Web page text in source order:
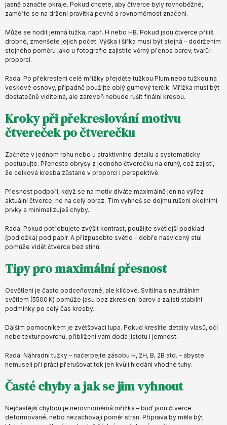
jasně označte okraje. Pokud chcete, aby čtverce byly rovnoběžné,
zaměřte se na držení pravítka pevně a rovnoměrnost značení.
Může se hodit jemná tužka, např. H nebo HB. Pokud jsou čtverce příliš
drobné, zmenšete jejich počet. Výška i šířka musí být stejná – dodržením
stejného poměru jako u fotografie zajistíte věrný přenos barev, tvarů i
proporcí.
Rada: Po překreslení celé mřížky přejděte tužkou Plum nebo tužkou na
voskové osnovy, případně použijte oblý gumový terčík. Mřížka musí být
dostatečně viditelná, ale zároveň nebude rušit finální kresbu.
Kroky při překreslování motivu
čtvereček po čtverečku
Začněte v jednom rohu nebo u atraktivního detailu a systematicky
postupujte. Přeneste obrysy z jednoho čtverečku na druhý, což zajistí,
že celková kresba zůstane v proporci i perspektivě.
Přesnost podpoří, když se na motiv díváte maximálně jen na výřez
aktuální čtverce, ne na celý obraz. Tím vyhneš se dojmu rušení okolními
prvky a minimalizuješ chyby.
Rada: Pokud potřebujete zvýšit kontrast, použijte světlejší podklad
(podložka) pod papír. A přizpůsobte světlo – dobře nasvícený stůl
pomůže vidět čtverce bez stínů.
Tipy pro maximální přesnost
Osvětlení je často podceňované, ale klíčové. Svítilna s neutrálním
světlem (5500 K) pomůže jasu bez zkreslení barev a zajistí stabilní
podmínky po celý čas kresby.
Dalším pomocníkem je zvětšovací lupa. Pokud kreslíte detaily vlasů, očí
nebo textur povrchů, přiblížení vám dodá jistotu i jemnost.
Rada: Náhradní tužky – načerpejte zásobu H, 2H, B, 2B atd. – abyste
nemuseli při práci přerušovat tok jen kvůli hledání vhodné tuhy.
Časté chyby a jak se jim vyhnout
Nejčastější chybou je nerovnoměrná mřížka – buď jsou čtverce
deformované, nebo nezachovají poměr stran. Příprava by měla být